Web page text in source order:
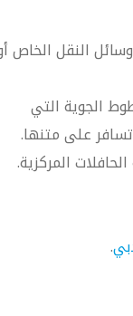
النقل الخاص
الجوية التي
على متنها.
المركزية.
.